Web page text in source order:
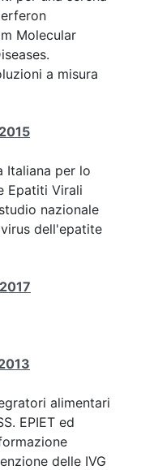
Molecular
a misura
2015
Italiana per lo
Epatiti Virali
nazionale
dell'epatite
2017
alimentari
EPIET ed
delle IVG